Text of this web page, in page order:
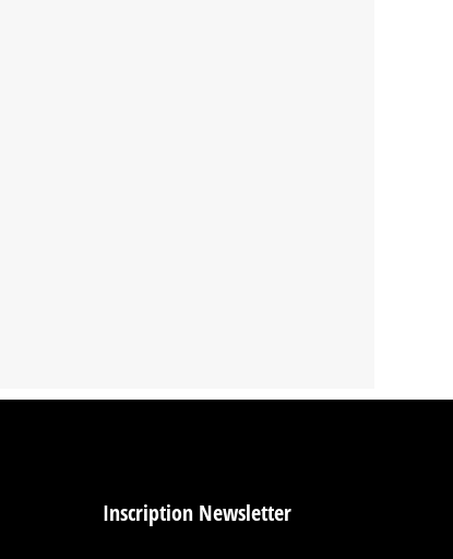
Inscription Newsletter